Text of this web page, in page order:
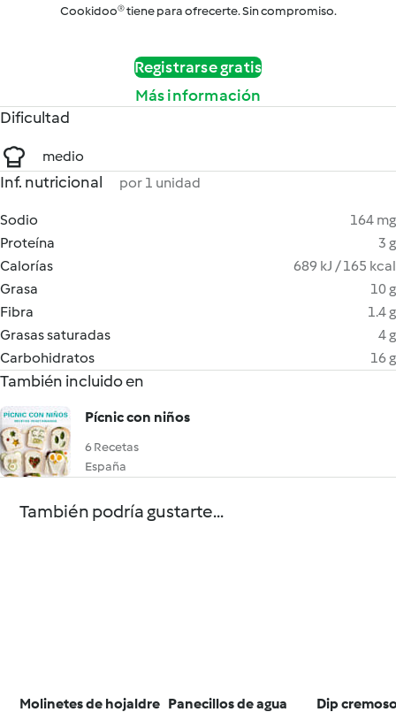
Cookidoo® tiene para ofrecerte. Sin compromiso.
Registrarse gratis
Más información
Dificultad
medio
Inf. nutricional por 1 unidad
Sodio
164 mg
Proteína
3 g
Calorías
689 kJ / 165 kcal
Grasa
10 g
Fibra
1.4 g
Grasas saturadas
4 g
Carbohidratos
16 g
También incluido en
Pícnic con niños
6 Recetas
España
También podría gustarte...
Molinetes de hojaldre Panecillos de agua Dip